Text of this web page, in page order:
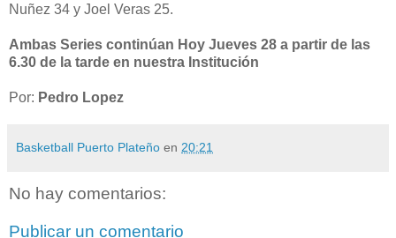
Nuñez 34 y Joel Veras 25.
Ambas Series continúan Hoy Jueves 28 a partir de las
6.30 de la tarde en nuestra Institución
Por: Pedro Lopez
Basketball Puerto Plateño en 20:21
No hay comentarios:
Publicar un comentario